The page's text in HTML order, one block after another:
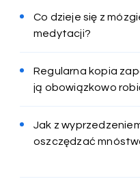
Co dzieje się z
medytacji?
Regularna kopia
ją obowiązkowo
Jak z
oszczędzać